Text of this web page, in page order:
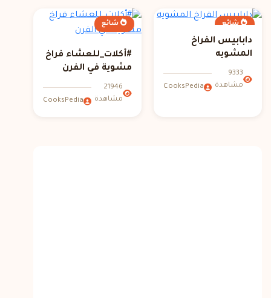
شائع
دابابيس الفراخ
المشويه
9333
مشاهدة
CooksPedia
شائع
#أكلات_للعشاء فراخ
مشوية في الفرن
21946
مشاهدة
CooksPedia